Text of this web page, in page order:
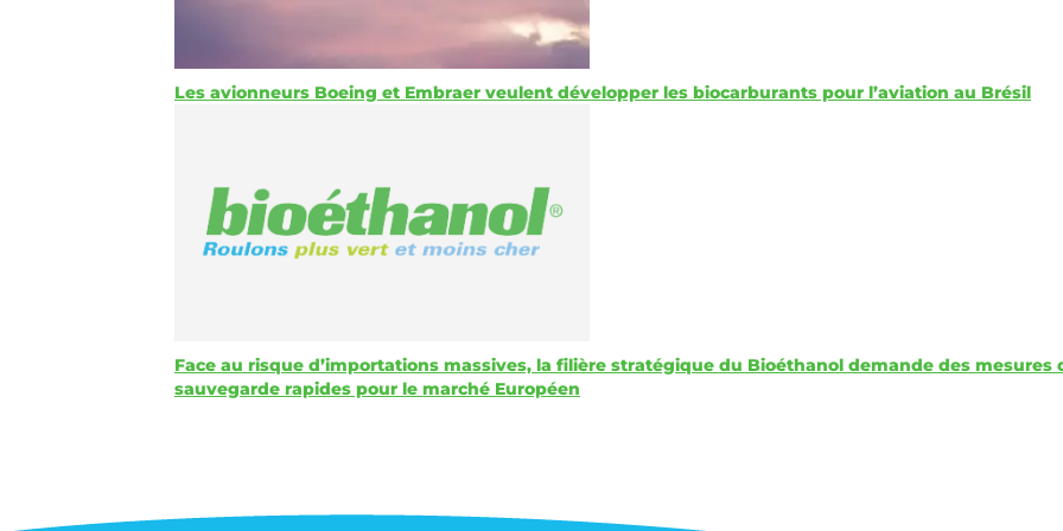
Les avionneurs Boeing et Embraer veulent développer les biocarburants pour l’aviation au Brésil
Face au risque d’importations massives, la filière stratégique du Bioéthanol demande des mesures
sauvegarde rapides pour le marché Européen